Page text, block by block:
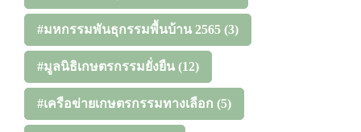
#มหกรรมพันธุกรรมพื้นบ้าน 2565 (3)
#มูลนิธิเกษตรกรรมยั่งยืน (12)
#เครือข่ายเกษตรกรรมทางเลือก (5)